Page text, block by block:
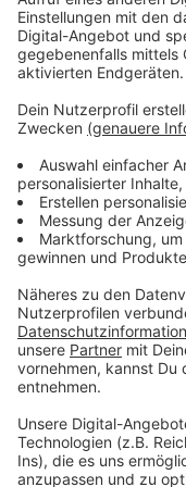
„Auschwitz ist
deutscher
Verantwortung
beginnt mit dem
angesichts
davor, dass
müssten.
Anzeige
Begegnung mit
Anzeige
Besonders bewegt
Begegnung mit
in Auschwitz-
waren trotzdem